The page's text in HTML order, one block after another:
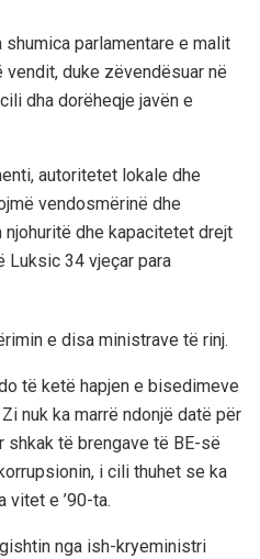
parlamentare e malit
duke zëvendësuar në
dha dorëheqje javën e
autoritetet lokale dhe
vendosmërinë dhe
dhe kapacitetet drejt
Luksic 34 vjeçar para
e disa ministrave të rinj.
të ketë hapjen e bisedimeve
nuk ka marrë ndonjë datë për
shkak të brengave të BE-së
i cili thuhet se ka
vitet e ’90-ta.
nga ish-kryeministri